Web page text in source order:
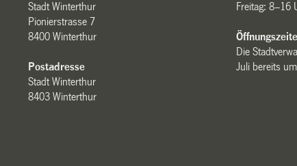
Stadt Winterthur
Pionierstrasse 7
8400 Winterthur
Postadresse
Stadt Winterthur
8403 Winterthur
Freitag: 8–16
Die
Juli bereits